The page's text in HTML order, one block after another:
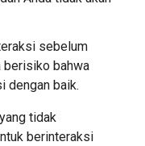
sebelum
bahwa
dengan baik.
tidak
berinteraksi